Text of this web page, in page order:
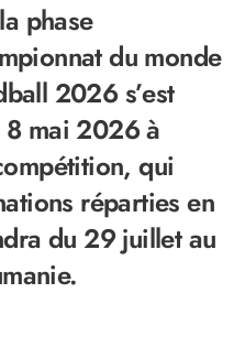
phase
du monde
2026 s’est
mai 2026 à
qui
réparties en
du 29 juillet au